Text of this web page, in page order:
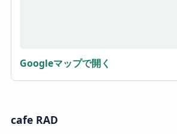
Googleマップで開く
cafe RAD